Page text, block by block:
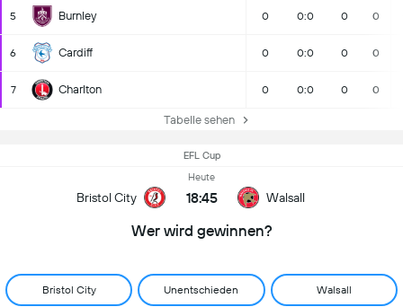
5 Burnley 0 0:0 0 0
6 Cardiff 0 0:0 0 0
7 Charlton 0 0:0 0 0
Tabelle sehen
EFL Cup
Bristol City
Heute
18:45 Walsall
Wer wird gewinnen?
Bristol City Unentschieden Walsall